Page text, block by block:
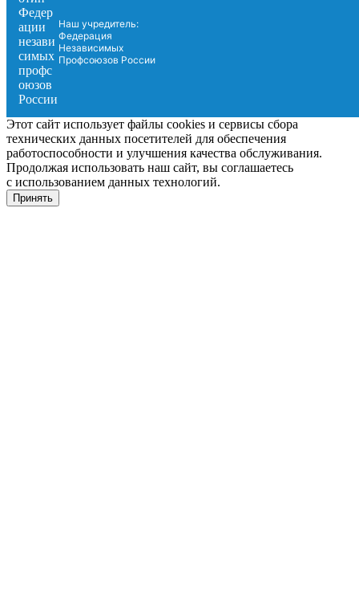
Наш учредитель:
Федерация
Независимых
Профсоюзов России
Этот сайт использует файлы cookies и сервисы сбора
технических данных посетителей для обеспечения
работоспособности и улучшения качества обслуживания.
Продолжая использовать наш сайт, вы соглашаетесь
с использованием данных технологий.
Принять